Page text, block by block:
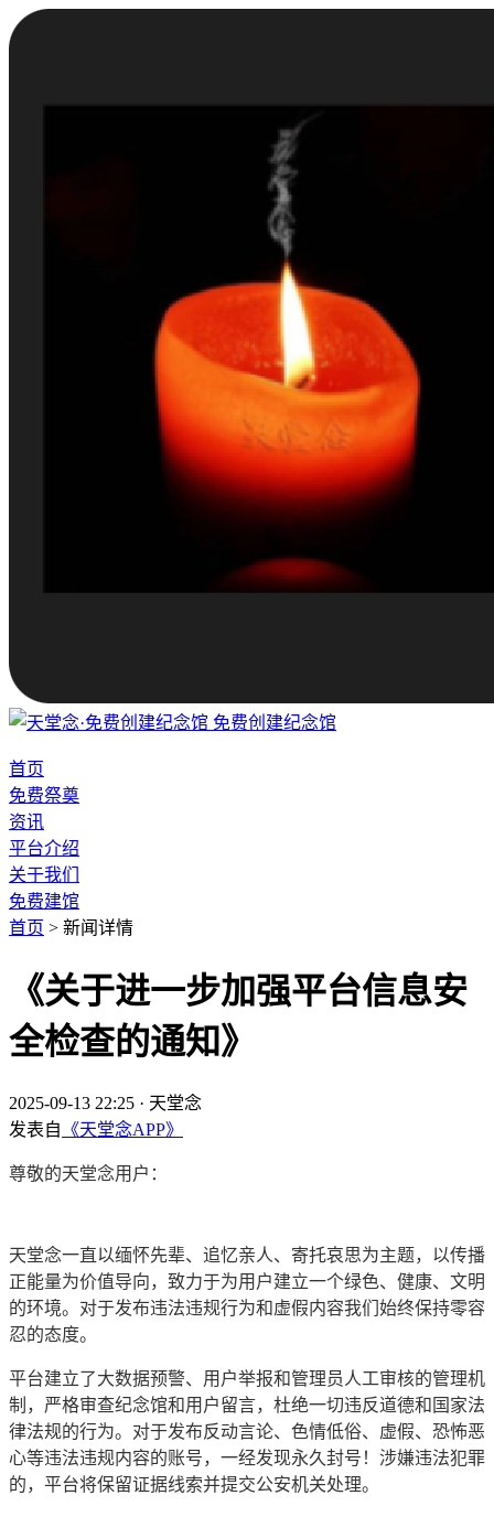
免费创建纪念馆
首页
免费祭奠
资讯
平台介绍
关于我们
免费建馆
首页 > 新闻详情
《关于进一步加强平台信息安
全检查的通知》
2025-09-13 22:25 · 天堂念
发表自 《天堂念APP》
尊敬的天堂念用户：
天堂念一直以缅怀先辈、追忆亲人、寄托哀思为主题，以传播
正能量为价值导向，致力于为用户建立一个绿色、健康、文明
的环境。对于发布违法违规行为和虚假内容我们始终保持零容
忍的态度。
平台建立了大数据预警、用户举报和管理员人工审核的管理机
制，严格审查纪念馆和用户留言，杜绝一切违反道德和国家法
律法规的行为。对于发布反动言论、色情低俗、虚假、恐怖恶
心等违法违规内容的账号，一经发现永久封号！涉嫌违法犯罪
的，平台将保留证据线索并提交公安机关处理。